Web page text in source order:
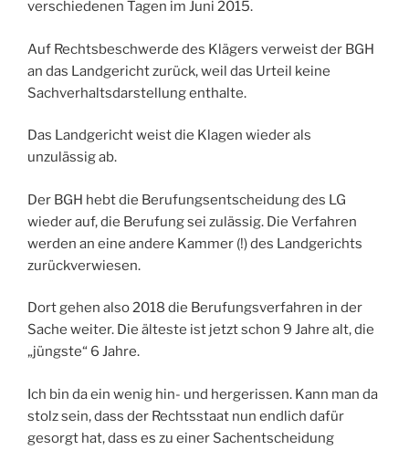
verschiedenen Tagen im Juni 2015.
Auf Rechtsbeschwerde des Klägers verweist der BGH
an das Landgericht zurück, weil das Urteil keine
Sachverhaltsdarstellung enthalte.
Das Landgericht weist die Klagen wieder als
unzulässig ab.
Der BGH hebt die Berufungsentscheidung des LG
wieder auf, die Berufung sei zulässig. Die Verfahren
werden an eine andere Kammer (!) des Landgerichts
zurückverwiesen.
Dort gehen also 2018 die Berufungsverfahren in der
Sache weiter. Die älteste ist jetzt schon 9 Jahre alt, die
„jüngste“ 6 Jahre.
Ich bin da ein wenig hin- und hergerissen. Kann man da
stolz sein, dass der Rechtsstaat nun endlich dafür
gesorgt hat, dass es zu einer Sachentscheidung